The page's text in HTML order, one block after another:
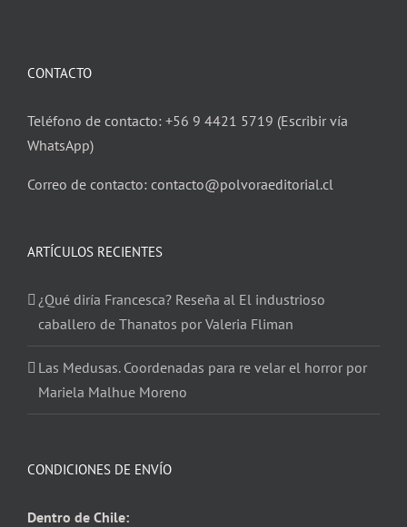
CONTACTO
Teléfono de contacto: +56 9 4421 5719 (Escribir vía
WhatsApp)
Correo de contacto: contacto@polvoraeditorial.cl
ARTÍCULOS RECIENTES
¿Qué diría Francesca? Reseña al El industrioso
caballero de Thanatos por Valeria Fliman
Las Medusas. Coordenadas para re velar el horror por
Mariela Malhue Moreno
CONDICIONES DE ENVÍO
Dentro de Chile: